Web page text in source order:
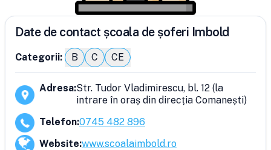
Date de contact școala de șoferi Imbold
Categorii: B C CE
Adresa:Str. Tudor Vladimirescu, bl. 12 (la
intrare în oraș din direcția Comanești)
Telefon:0745 482 896
Website:www.scoalaimbold.ro